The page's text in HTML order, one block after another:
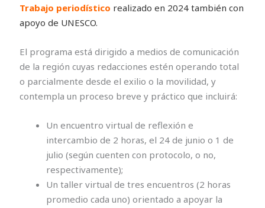
Trabajo periodístico realizado en 2024 también con
apoyo de UNESCO.
El programa está dirigido a medios de comunicación
de la región cuyas redacciones estén operando total
o parcialmente desde el exilio o la movilidad, y
contempla un proceso breve y práctico que incluirá:
Un encuentro virtual de reflexión e
intercambio de 2 horas, el 24 de junio o 1 de
julio (según cuenten con protocolo, o no,
respectivamente);
Un taller virtual de tres encuentros (2 horas
promedio cada uno) orientado a apoyar la